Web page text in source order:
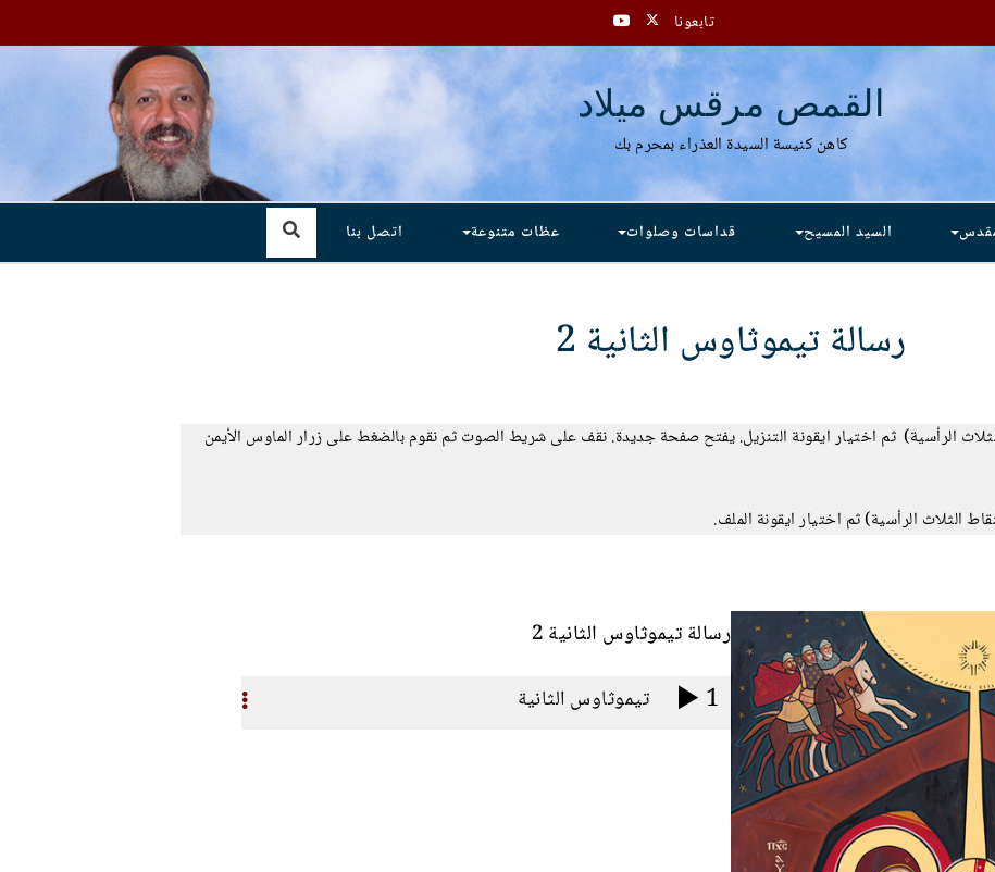
تابعونا
القمص مرقس ميلاد
كاهن كنيسة السيدة العذراء بمحرم بك
السيد المسيح قداسات وصلوات عظات متنوعة اتصل بنا
رسالة تيموثاوس الثانية 2
الرأسية) ثم اختيار ايقونة التنزيل. يفتح صفحة جديدة. نقف على شريط الصوت ثم نقوم بالضغط على زرار الماوس الأيمن
رسالة تيموثاوس الثانية 2
1 تيموثاوس الثانية